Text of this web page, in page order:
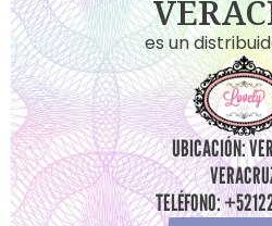
es un
UBICACIÓN:
TELÉFONO: